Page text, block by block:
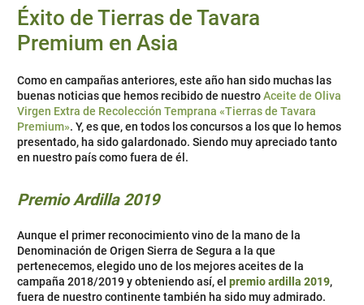
Éxito de Tierras de Tavara
Premium en Asia
Como en campañas anteriores, este año han sido muchas las
buenas noticias que hemos recibido de nuestroAceite de Oliva
Virgen Extra de Recolección Temprana «Tierras de Tavara
Premium». Y, es que, en todos los concursos a los que lo hemos
presentado, ha sido galardonado. Siendo muy apreciado tanto
en nuestro país como fuera de él.
Premio Ardilla 2019
Aunque el primer reconocimiento vino de la mano de la
Denominación de Origen Sierra de Segura a la que
pertenecemos, elegido uno de los mejores aceites de la
campaña 2018/2019 y obteniendo así, el premio ardilla 2019,
fuera de nuestro continente también ha sido muy admirado.